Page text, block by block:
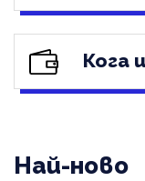
Кога
Най-ново